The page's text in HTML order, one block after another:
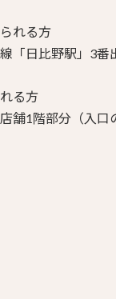
れる方
「日比野駅」3番
る方
舗1階部分（入口